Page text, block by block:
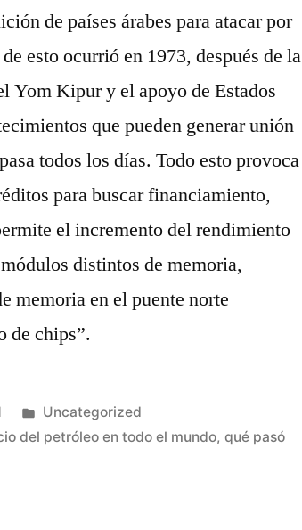
de países árabes para atacar por
esto ocurrió en 1973, después de la
Yom Kipur y el apoyo de Estados
que pueden generar unión
todos los días. Todo esto provoca
para buscar financiamiento,
el incremento del rendimiento
distintos de memoria,
memoria en el puente norte
de chips”.
Publicado
en
Uncategorized
del petróleo en todo el mundo,qué pasó